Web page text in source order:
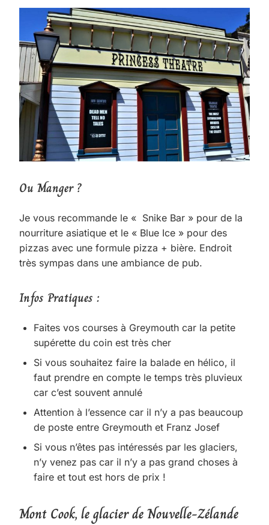
Ou Manger ?
Je vous recommande le « Snike Bar » pour de la
nourriture asiatique et le « Blue Ice » pour des
pizzas avec une formule pizza + bière. Endroit
très sympas dans une ambiance de pub.
Infos Pratiques :
Faites vos courses à Greymouth car la petite
supérette du coin est très cher
Si vous souhaitez faire la balade en hélico, il
faut prendre en compte le temps très pluvieux
car c’est souvent annulé
Attention à l’essence car il n’y a pas beaucoup
de poste entre Greymouth et Franz Josef
Si vous n’êtes pas intéressés par les glaciers,
n’y venez pas car il n’y a pas grand choses à
faire et tout est hors de prix !
Mont Cook, le glacier de Nouvelle-Zélande